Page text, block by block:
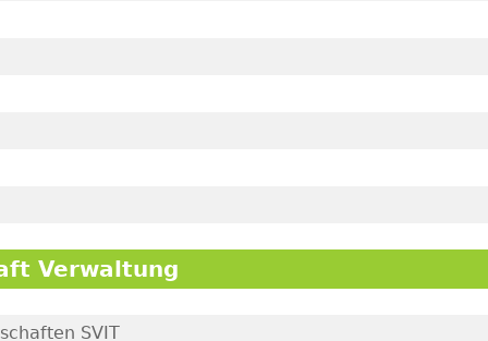
Verwaltung
SVIT